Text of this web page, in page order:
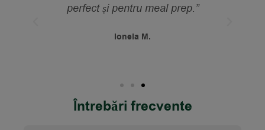
pentru un mix rapid. Are o aromă
Întrebări frecvente